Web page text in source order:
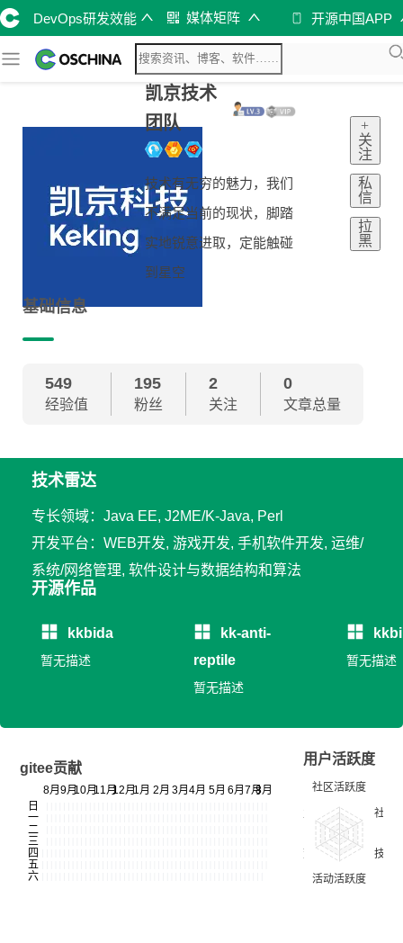
DevOps研发效能 媒体矩阵 开源中国APP
凯京技术
团队
技术有无穷的魅力，我们
不满足当前的现状，脚踏
实地锐意进取，定能触碰
到星空
+
关
注
私
信
拉
黑
基础信息
549
经验值
195
粉丝
2
关注
0
文章总量
技术雷达
专长领域：Java EE, J2ME/K-Java, Perl
开发平台：WEB开发, 游戏开发, 手机软件开发, 运维/
系统/网络管理, 软件设计与数据结构和算法
开源作品
kkbida
暂无描述
kk-anti-
reptile
暂无描述
暂无描述
gitee贡献
用户活跃度